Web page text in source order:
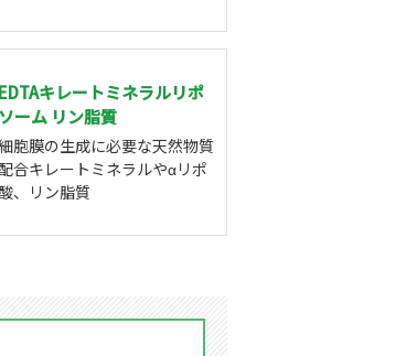
EDTAキレートミネラルリポ
ソーム リン脂質
胞膜の生成に必要な天然物質
合キレートミネラルやαリポ
、リン脂質